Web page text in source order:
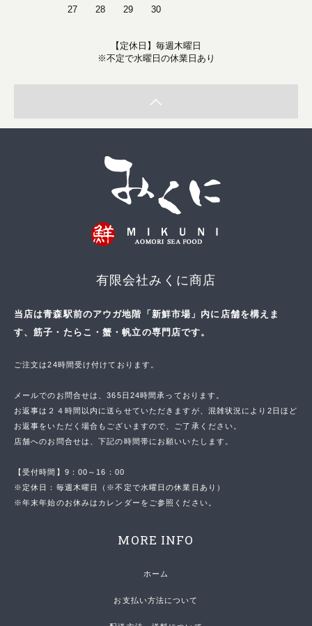
27 28 29 30
【定休日】毎週木曜日
※不定で水曜日の休業日あり
有限会社みくに商店
当店は青森駅前のアウガ地階「新鮮市場」内に店舗を構えま
す、筋子・たらこ・蟹・帆立の専門店です。
ご注文は24時間受け付けております。
メールでのお問合せは、365日24時間承っております。
お返事は２４時間以内に送らせていただきますが、混雑状況により2日ほど
お返事をいただく場合もございますので、ご了承ください。
店舗へのお問合せは、下記の時間帯にお願いいたします。
【受付時間】9：00～16：00
※定休日：毎週木曜日（※不定で水曜日の休業日あり）
※年末年始のお休みはカレンダーをご参照ください。
MORE INFO
ホーム
お支払い方法について